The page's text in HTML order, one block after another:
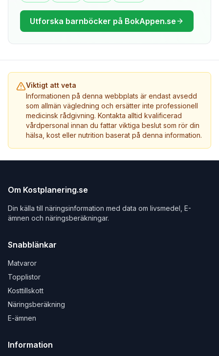
Utforska barnböcker på BokAppen.se
Viktigt att veta
Informationen på denna webbplats är endast avsedd
som allmän vägledning och ersätter inte professionell
medicinsk rådgivning. Kontakta alltid kvalificerad
vårdpersonal innan du fattar viktiga beslut som rör din
hälsa, kost eller nutrition baserat på denna information.
Om Kostplanering.se
Din källa till näringsinformation med data om livsmedel, E-
ämnen och näringsberäkningar.
Snabblänkar
Matvaror
Topplistor
Kosttillskott
Näringsberäkning
E-ämnen
Information